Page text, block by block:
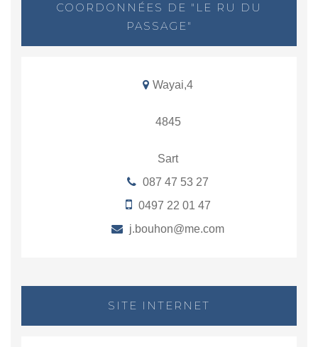
COORDONNÉES DE "LE RU DU
PASSAGE"
Wayai,4
4845
Sart
087 47 53 27
0497 22 01 47
j.bouhon@me.com
SITE INTERNET